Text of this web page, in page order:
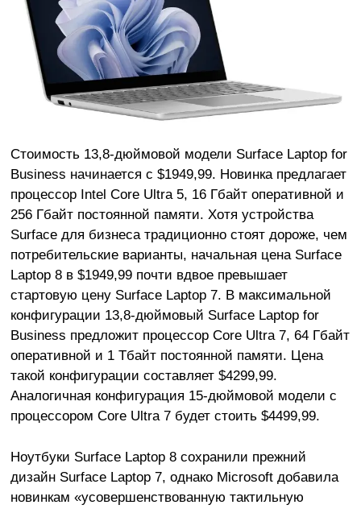
Стоимость 13,8-дюймовой модели Surface Laptop for
Business начинается с $1949,99. Новинка предлагает
процессор Intel Core Ultra 5, 16 Гбайт оперативной и
256 Гбайт постоянной памяти. Хотя устройства
Surface для бизнеса традиционно стоят дороже, чем
потребительские варианты, начальная цена Surface
Laptop 8 в $1949,99 почти вдвое превышает
стартовую цену Surface Laptop 7. В максимальной
конфигурации 13,8-дюймовый Surface Laptop for
Business предложит процессор Core Ultra 7, 64 Гбайт
оперативной и 1 Тбайт постоянной памяти. Цена
такой конфигурации составляет $4299,99.
Аналогичная конфигурация 15-дюймовой модели с
процессором Core Ultra 7 будет стоить $4499,99.
Ноутбуки Surface Laptop 8 сохранили прежний
дизайн Surface Laptop 7, однако Microsoft добавила
новинкам «усовершенствованную тактильную